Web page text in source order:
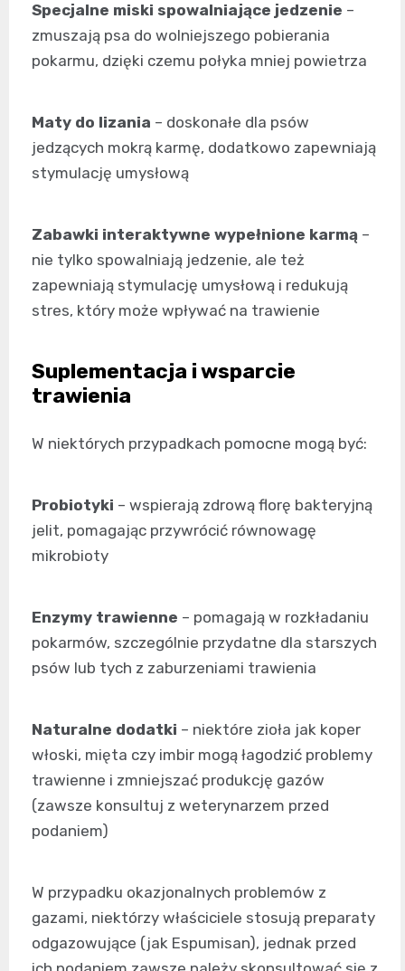
Specjalne miski spowalniające jedzenie –
zmuszają psa do wolniejszego pobierania
pokarmu, dzięki czemu połyka mniej powietrza
Maty do lizania – doskonałe dla psów
jedzących mokrą karmę, dodatkowo zapewniają
stymulację umysłową
Zabawki interaktywne wypełnione karmą –
nie tylko spowalniają jedzenie, ale też
zapewniają stymulację umysłową i redukują
stres, który może wpływać na trawienie
Suplementacja i wsparcie
trawienia
W niektórych przypadkach pomocne mogą być:
Probiotyki – wspierają zdrową florę bakteryjną
jelit, pomagając przywrócić równowagę
mikrobioty
Enzymy trawienne – pomagają w rozkładaniu
pokarmów, szczególnie przydatne dla starszych
psów lub tych z zaburzeniami trawienia
Naturalne dodatki – niektóre zioła jak koper
włoski, mięta czy imbir mogą łagodzić problemy
trawienne i zmniejszać produkcję gazów
(zawsze konsultuj z weterynarzem przed
podaniem)
W przypadku okazjonalnych problemów z
gazami, niektórzy właściciele stosują preparaty
odgazowujące (jak Espumisan), jednak przed